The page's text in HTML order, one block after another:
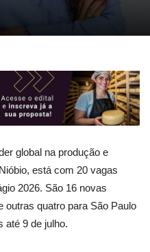
global na produção e
está com 20 vagas
2026. São 16 novas
outras quatro para São Paulo
até 9 de julho.